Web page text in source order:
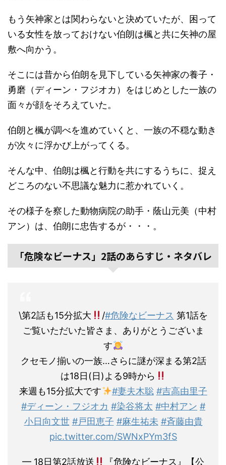
もう矢神家とは関わらないと決めていたが、困って
いる女性を放っておけない伯朗は楓と共に矢神の屋
敷へ向かう。
そこには昔から伯朗を見下している矢神家の養子・
勇磨（ディーン・フジオカ）をはじめとした一族の
面々が顔をそろえていた。
伯朗と楓が調べを進めていくと、一族の不穏な動き
が次々に浮かび上がってくる。
そんな中、伯朗は楓と行動を共にするうちに、捉え
どころのない不思議な魅力に惹かれていく。
その様子を察した動物病院の助手・蔭山元美（中村
アン）は、伯朗に忠告するが・・・。
「危険なビーナス」2話のあらすじ・ネタバレ
\第2話も15分拡大 /#危険なビーナス 第1話を
ご覧いただいた皆さま、ありがとうございま
す
クセモノ揃いの一族…さらに謎が深まる第2話
は18日(日)よる9時から
来週も15分拡大です
#妻夫木聡 #吉高由里子
#ディーン・フジオカ #染谷将太 #中村アン #
小日向文世 #戸田恵子 #麻生祐未 #斉藤由貴
pic.twitter.com/SWNxPYm3fS
— 18日第2話放送 『危険なビーナス』【公